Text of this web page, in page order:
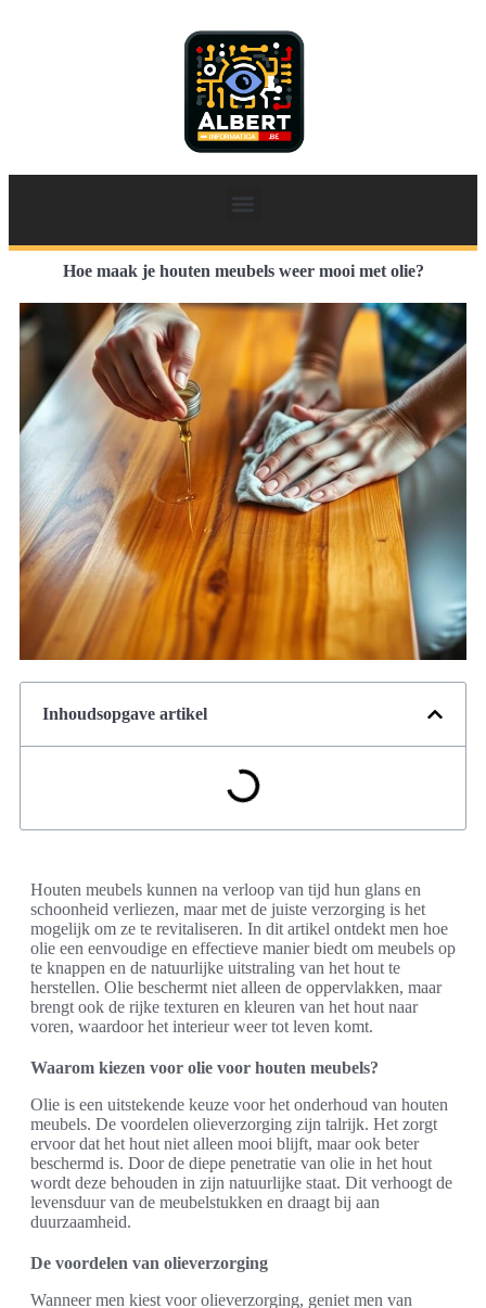
Hoe maak je houten meubels weer mooi met olie?
Inhoudsopgave artikel
Houten meubels kunnen na verloop van tijd hun glans en
schoonheid verliezen, maar met de juiste verzorging is het
mogelijk om ze te revitaliseren. In dit artikel ontdekt men hoe
olie een eenvoudige en effectieve manier biedt om meubels op
te knappen en de natuurlijke uitstraling van het hout te
herstellen. Olie beschermt niet alleen de oppervlakken, maar
brengt ook de rijke texturen en kleuren van het hout naar
voren, waardoor het interieur weer tot leven komt.
Waarom kiezen voor olie voor houten meubels?
Olie is een uitstekende keuze voor het onderhoud van houten
meubels. De voordelen olieverzorging zijn talrijk. Het zorgt
ervoor dat het hout niet alleen mooi blijft, maar ook beter
beschermd is. Door de diepe penetratie van olie in het hout
wordt deze behouden in zijn natuurlijke staat. Dit verhoogt de
levensduur van de meubelstukken en draagt bij aan
duurzaamheid.
De voordelen van olieverzorging
Wanneer men kiest voor olieverzorging, geniet men van